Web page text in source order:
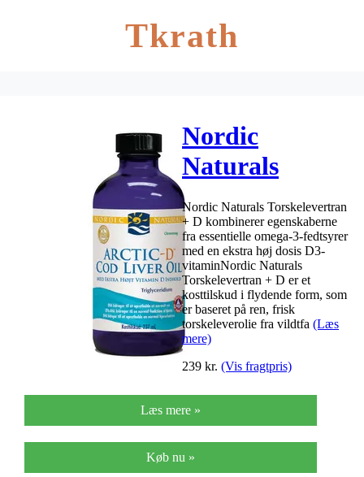
Tkrath
Nordic
Naturals
Torskelevertran
+ D m. citrus –
237 ml
Nordic Naturals Torskelevertran
+ D kombinerer egenskaberne
fra essentielle omega-3-fedtsyrer
med en ekstra høj dosis D3-
vitaminNordic Naturals
Torskelevertran + D er et
kosttilskud i flydende form, som
er baseret på ren, frisk
torskeleverolie fra vildtfa (Læs
mere)
239 kr. (Vis fragtpris)
Læs mere »
Køb nu »